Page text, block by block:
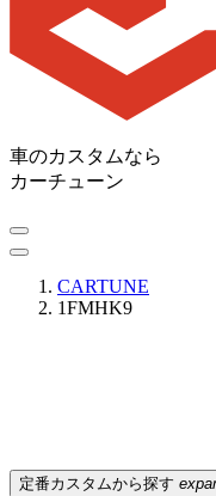
車のカスタムなら
カーチューン
CARTUNE
1FMHK9
定番カスタムから探す